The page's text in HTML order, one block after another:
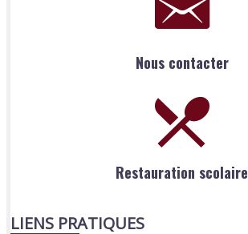
Nous contacter
Restauration scolaire
LIENS PRATIQUES